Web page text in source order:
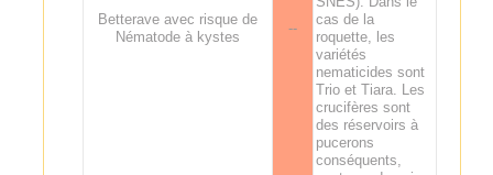
Betterave avec risque de
Nématode à kystes
--
cas de la
roquette, les
variétés
nematicides sont
Trio et Tiara. Les
crucifères sont
des réservoirs à
pucerons
conséquents,